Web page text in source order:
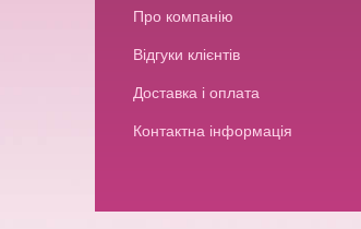
Про компанію
Відгуки клієнтів
Доставка і оплата
Контактна інформація